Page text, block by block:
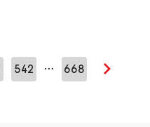
542 … 668